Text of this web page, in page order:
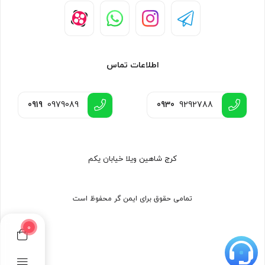
0
اطلاعات تماس
0930 9292788
0919 0979089
کرج شاهین ویلا خیابان یکم
تمامی حقوق برای ایمن گر محفوظ است